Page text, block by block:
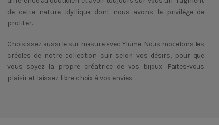
de cette nature idyllique dont nous avons le privilège de
profiter.
Choisissez aussi le sur mesure avec Ylume. Nous modelons les
créoles de notre collection cuir selon vos désirs, pour que
vous soyez la propre créatrice de vos bijoux. Faites-vous
plaisir et laissez libre choix à vos envies.